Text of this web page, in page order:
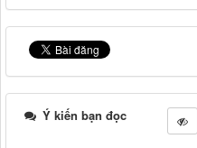
Ý kiến bạn đọc